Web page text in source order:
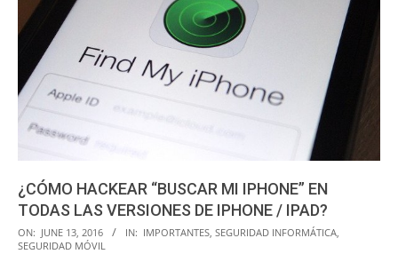
¿CÓMO HACKEAR “BUSCAR MI IPHONE” EN
TODAS LAS VERSIONES DE IPHONE / IPAD?
2016-
06-
ON: JUNE 13, 2016 IN: IMPORTANTES, SEGURIDAD INFORMÁTICA,
SEGURIDAD MÓVIL